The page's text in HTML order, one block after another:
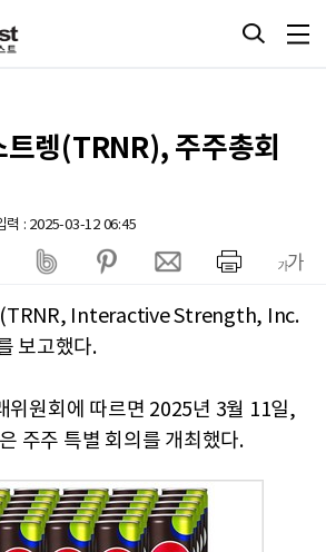
렝(TRNR), 주주총회
력 : 2025-03-12 06:45
(TRNR, Interactive Strength, Inc.
보고했다.
위원회에 따르면 2025년 3월 11일,
주주 특별 회의를 개최했다.